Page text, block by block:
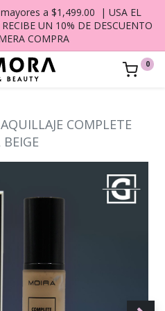
a $1,499.00 | USA EL
RECIBE UN 10% DE DESCUENTO
COMPRA
0
COMPLETE